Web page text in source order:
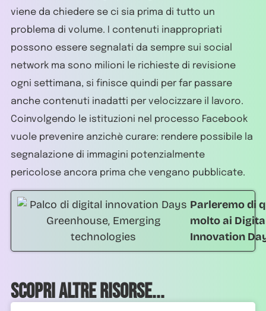
viene da chiedere se ci sia prima di tutto un
problema di volume. I contenuti inappropriati
possono essere segnalati da sempre sui social
network ma sono milioni le richieste di revisione
ogni settimana, si finisce quindi per far passare
anche contenuti inadatti per velocizzare il lavoro.
Coinvolgendo le istituzioni nel processo Facebook
vuole prevenire anzichè curare: rendere possibile la
segnalazione di immagini potenzialmente
pericolose ancora prima che vengano pubblicate.
Parleremo di
molto ai
Innovation
Scopri altre risorse...